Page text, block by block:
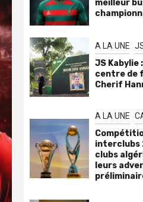
meilleur
A LA UNE
JS Kabylie
centre de
Cherif
A LA UNE
interclubs
clubs
leurs